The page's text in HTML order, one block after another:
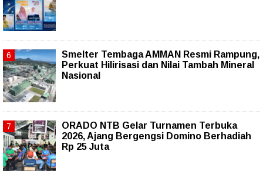
Smelter Tembaga AMMAN Resmi Rampung,
Perkuat Hilirisasi dan Nilai Tambah Mineral
Nasional
ORADO NTB Gelar Turnamen Terbuka
2026, Ajang Bergengsi Domino Berhadiah
Rp 25 Juta